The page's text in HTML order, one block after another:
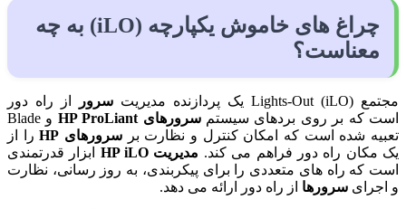
چراغ های خاموش یکپارچه (iLO) به چه
معناست؟
مجتمع Lights-Out (iLO) یک پردازنده مدیریت سرور
از راه دور
است که بر روی بردهای سیستمسرورهای HP ProLiant
و Blade
تعبیه شده است که امکان کنترل و نظارت بر سرورهای HP
را از
یک مکان راه دور فراهم می کند. مدیریت HP iLO
ابزار قدرتمندی
است که راه های متعددی را برای پیکربندی، به روز رسانی، نظارت
و اجرای سرورها از راه دور ارائه می دهد.